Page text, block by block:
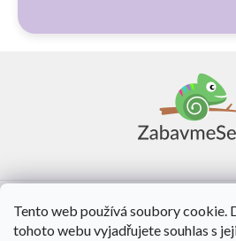
Tento web používá soubory cookie.
tohoto webu vyjadřujete souhlas s
O nás